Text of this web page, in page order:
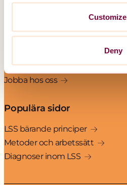
Customize
Deny
Unika Assistans
Övrig information
Kontakt
Jobba hos oss
Populära sidor
LSS bärande principer
Metoder och arbetssätt
Diagnoser inom LSS